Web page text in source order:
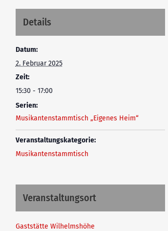
Details
Datum:
2. Februar 2025
Zeit:
15:30 - 17:00
Serien:
Musikantenstammtisch „Eigenes Heim“
Veranstaltungskategorie:
Musikantenstammtisch
Veranstaltungsort
Gaststätte Wilhelmshöhe